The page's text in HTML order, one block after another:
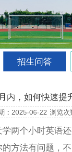
招生问答
内，如何快速提
：2025-06-22 浏览次
个小时英语还
方法有问题，